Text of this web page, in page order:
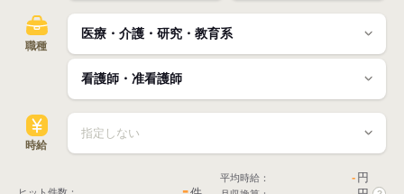
職種
時給
平均時給： - 円